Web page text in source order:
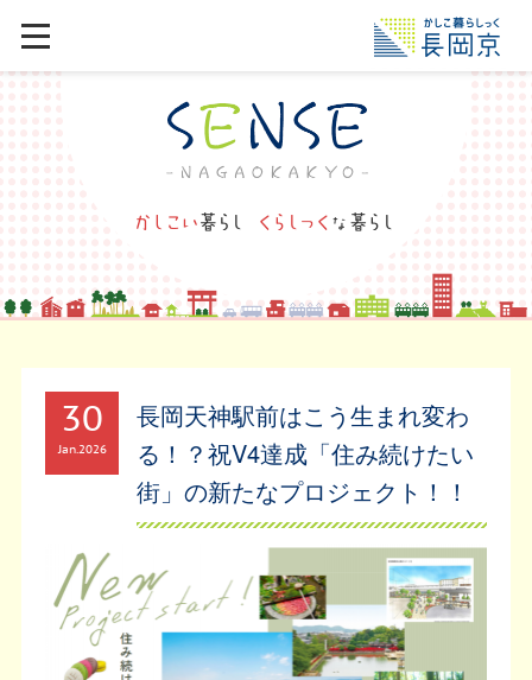
30
Jan2026
長岡天神駅前はこう生まれ変わ
る！？祝V4達成「住み続けたい
街」の新たなプロジェクト！！